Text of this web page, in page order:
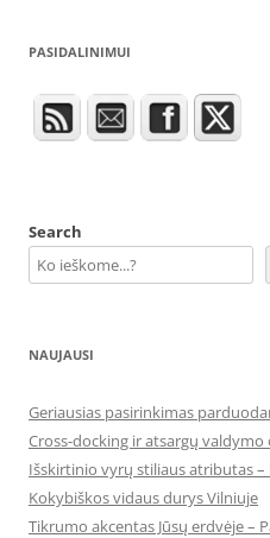
PASIDALINIMUI
Search
NAUJAUSI
Geriausias pasirinkimas
Cross-docking ir atsargų
Išskirtinio vyrų stiliaus atributas –
Kokybiškos vidaus durys Vilniuje
Tikrumo akcentas Jūsų erdvėje –